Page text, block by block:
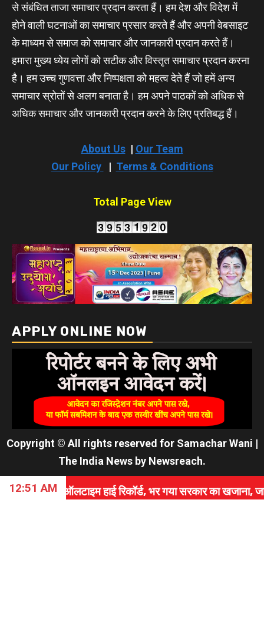
से संबंधित ताजा समाचार प्रदान करता हैं। हम देश और विदेश में
होने वाली घटनाओं का समाचार प्रसार करते हैं और अपनी वेबसाइट
के माध्यम से समाज को समाचार और जानकारी प्रदान करते हैं।
हमारा मुख्य ध्येय लोगों को सटीक और विस्तृत समाचार प्रदान करना
है। हम उच्च गुणवत्ता और निष्पक्षता को महत्व देते हैं जो हमें अन्य
समाचार स्रोतों से अलग बनाता है। हम अपने पाठकों को अधिक से
अधिक समाचार और जानकारी प्रदान करने के लिए प्रतिबद्ध हैं।
About Us| Our Team
Our Policy
| Terms & Conditions
Total Page View
APPLY ONLINE NOW
Copyright © All rights reserved for Samachar Wani |
The India News by Newsreach.
12:51 AM
हाई रिकॉर्ड, भर गया सरकार का खजाना, जानें कैसे रचा